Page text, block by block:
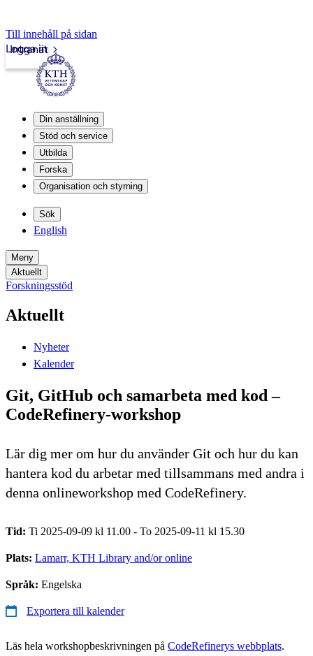
Till innehåll på sidan
Intranät
Logga in
Din anställning
Stöd och service
Utbilda
Forska
Organisation och styrning
Sök
English
Meny
Aktuellt
Forskningsstöd
Aktuellt
Nyheter
Kalender
Git, GitHub och samarbeta med kod –
CodeRefinery-workshop
Lär dig mer om hur du använder Git och hur du kan
hantera kod du arbetar med tillsammans med andra i
denna onlineworkshop med CodeRefinery.
Tid: Ti 2025-09-09 kl 11.00 - To 2025-09-11 kl 15.30
Plats: Lamarr, KTH Library and/or online
Språk: Engelska
Exportera till kalender
Läs hela workshopbeskrivningen på CodeRefinerys webbplats.